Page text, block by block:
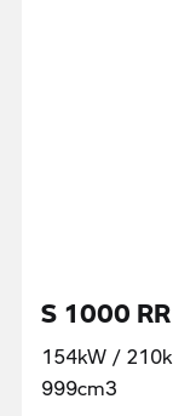
S 1000 RR
154kW / 210k
999cm3